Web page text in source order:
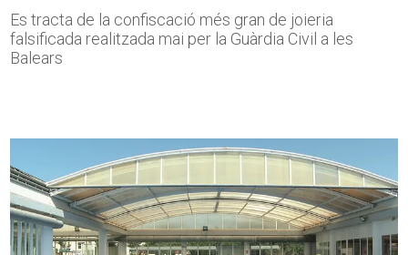
Es tracta de la confiscació més gran de joieria
falsificada realitzada mai per la Guàrdia Civil a les
Balears